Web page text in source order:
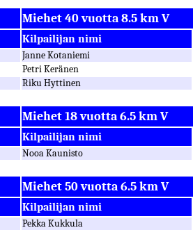
Miehet 40 vuotta 8.5 km V
Kilpailijan nimi
Janne Kotaniemi
Petri Keränen
Riku Hyttinen
Miehet 18 vuotta 6.5 km V
Kilpailijan nimi
Nooa Kaunisto
Miehet 50 vuotta 6.5 km V
Kilpailijan nimi
Pekka Kukkula